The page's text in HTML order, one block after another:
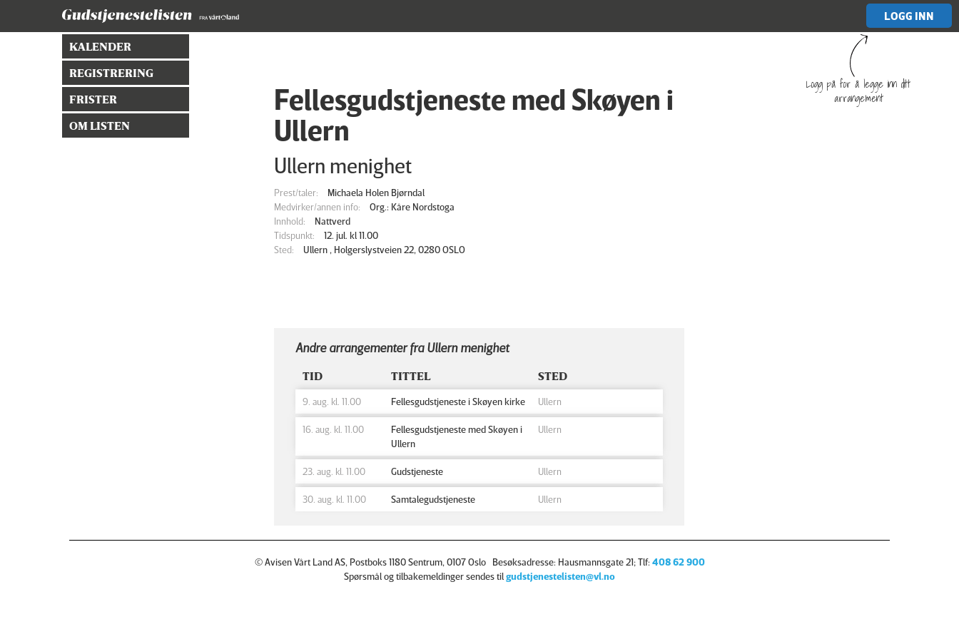
LOGG INN
Logg på for å legge inn ditt
arrangement
KALENDER
REGISTRERING
FRISTER
OM LISTEN
Fellesgudstjeneste med Skøyen i
Ullern
Ullern menighet
Prest/taler:
Michaela Holen Bjørndal
Medvirker/annen info:
Org.: Kåre Nordstoga
Innhold:
Nattverd
Tidspunkt:
12. jul. kl 11.00
Sted:
Ullern , Holgerslystveien 22, 0280 OSLO
Andre arrangementer fra Ullern menighet
TID TITTEL STED
9. aug. kl. 11.00 Fellesgudstjeneste i Skøyen kirke Ullern
16. aug. kl. 11.00
Fellesgudstjeneste med Skøyen i
Ullern
Ullern
23. aug. kl. 11.00 Gudstjeneste Ullern
30. aug. kl. 11.00 Samtalegudstjeneste Ullern
© Avisen Vårt Land AS, Postboks 1180 Sentrum, 0107 Oslo Besøksadresse: Hausmannsgate 21; Tlf: 408 62 900
Spørsmål og tilbakemeldinger sendes tilgudstjenestelisten@vl.no